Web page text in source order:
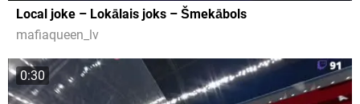
Local joke – Lokālais joks – Šmekābols
mafiaqueen_lv
0:30